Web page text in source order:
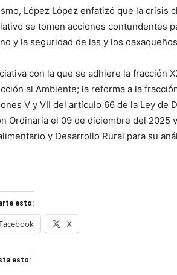
López López enfatizó que la crisis
se tomen acciones contundentes
y la seguridad de las y los
con la que se adhiere la fracción
al Ambiente; la reforma a la
V y VII del artículo 66 de la Ley de
Ordinaria el 09 de diciembre del 2025
y Desarrollo Rural para su
esto:
Facebook X
esto: